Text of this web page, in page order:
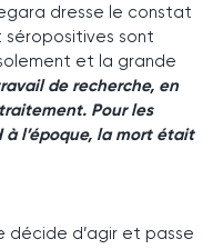
dresse le constat
séropositives sont
et la grande
de recherche, en
Pour les
l’époque, la mort était
décide d’agir et passe